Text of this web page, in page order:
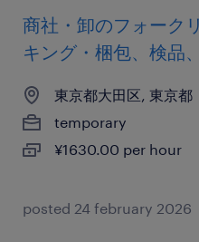
商社・卸のフォーク
キング・梱包、検品
東京都大田区, 東京都
temporary
¥1630.00 per hour
posted 24 february 2026